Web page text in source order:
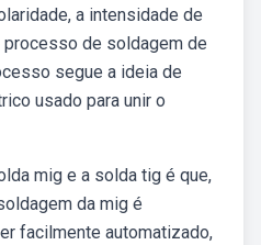
a intensidade de
processo de soldagem de
segue a ideia de
usado para unir o
mig e a solda tig é que,
da mig é
facilmente automatizado,